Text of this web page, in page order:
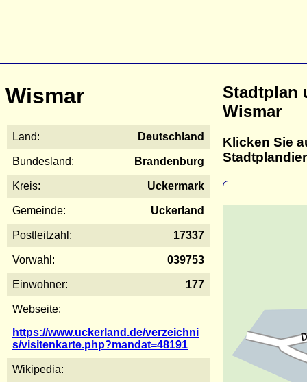
Wismar
Land: Deutschland
Bundesland: Brandenburg
Kreis: Uckermark
Gemeinde: Uckerland
Postleitzahl: 17337
Vorwahl: 039753
Einwohner: 177
Webseite:
https://www.uckerland.de/verzeichni
s/visitenkarte.php?mandat=48191
Wikipedia:
Stadtplan
Wismar
Klicken Sie